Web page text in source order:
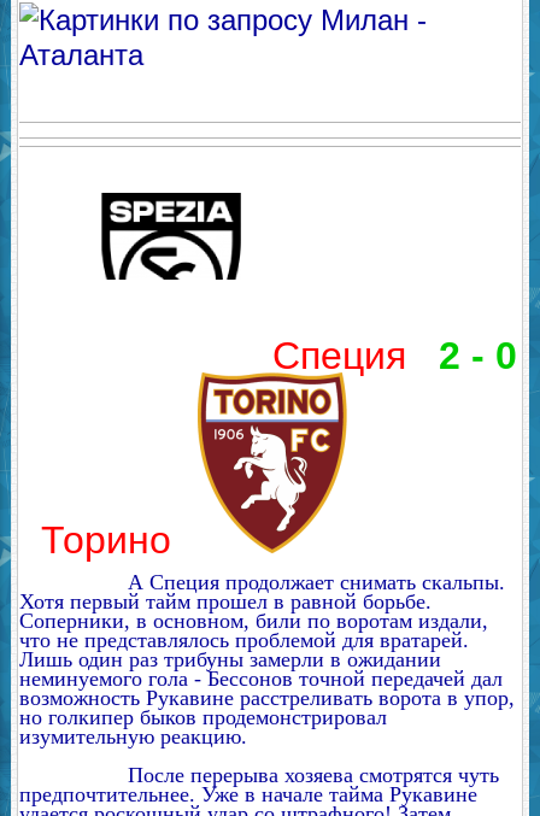
Специя 2 - 0
Торино
А Специя продолжает снимать скальпы.
Хотя первый тайм прошел в равной борьбе.
Соперники, в основном, били по воротам издали,
что не представлялось проблемой для вратарей.
Лишь один раз трибуны замерли в ожидании
неминуемого гола - Бессонов точной передачей дал
возможность Рукавине расстреливать ворота в упор,
но голкипер быков продемонстрировал
изумительную реакцию.
После перерыва хозяева смотрятся чуть
предпочтительнее. Уже в начале тайма Рукавине